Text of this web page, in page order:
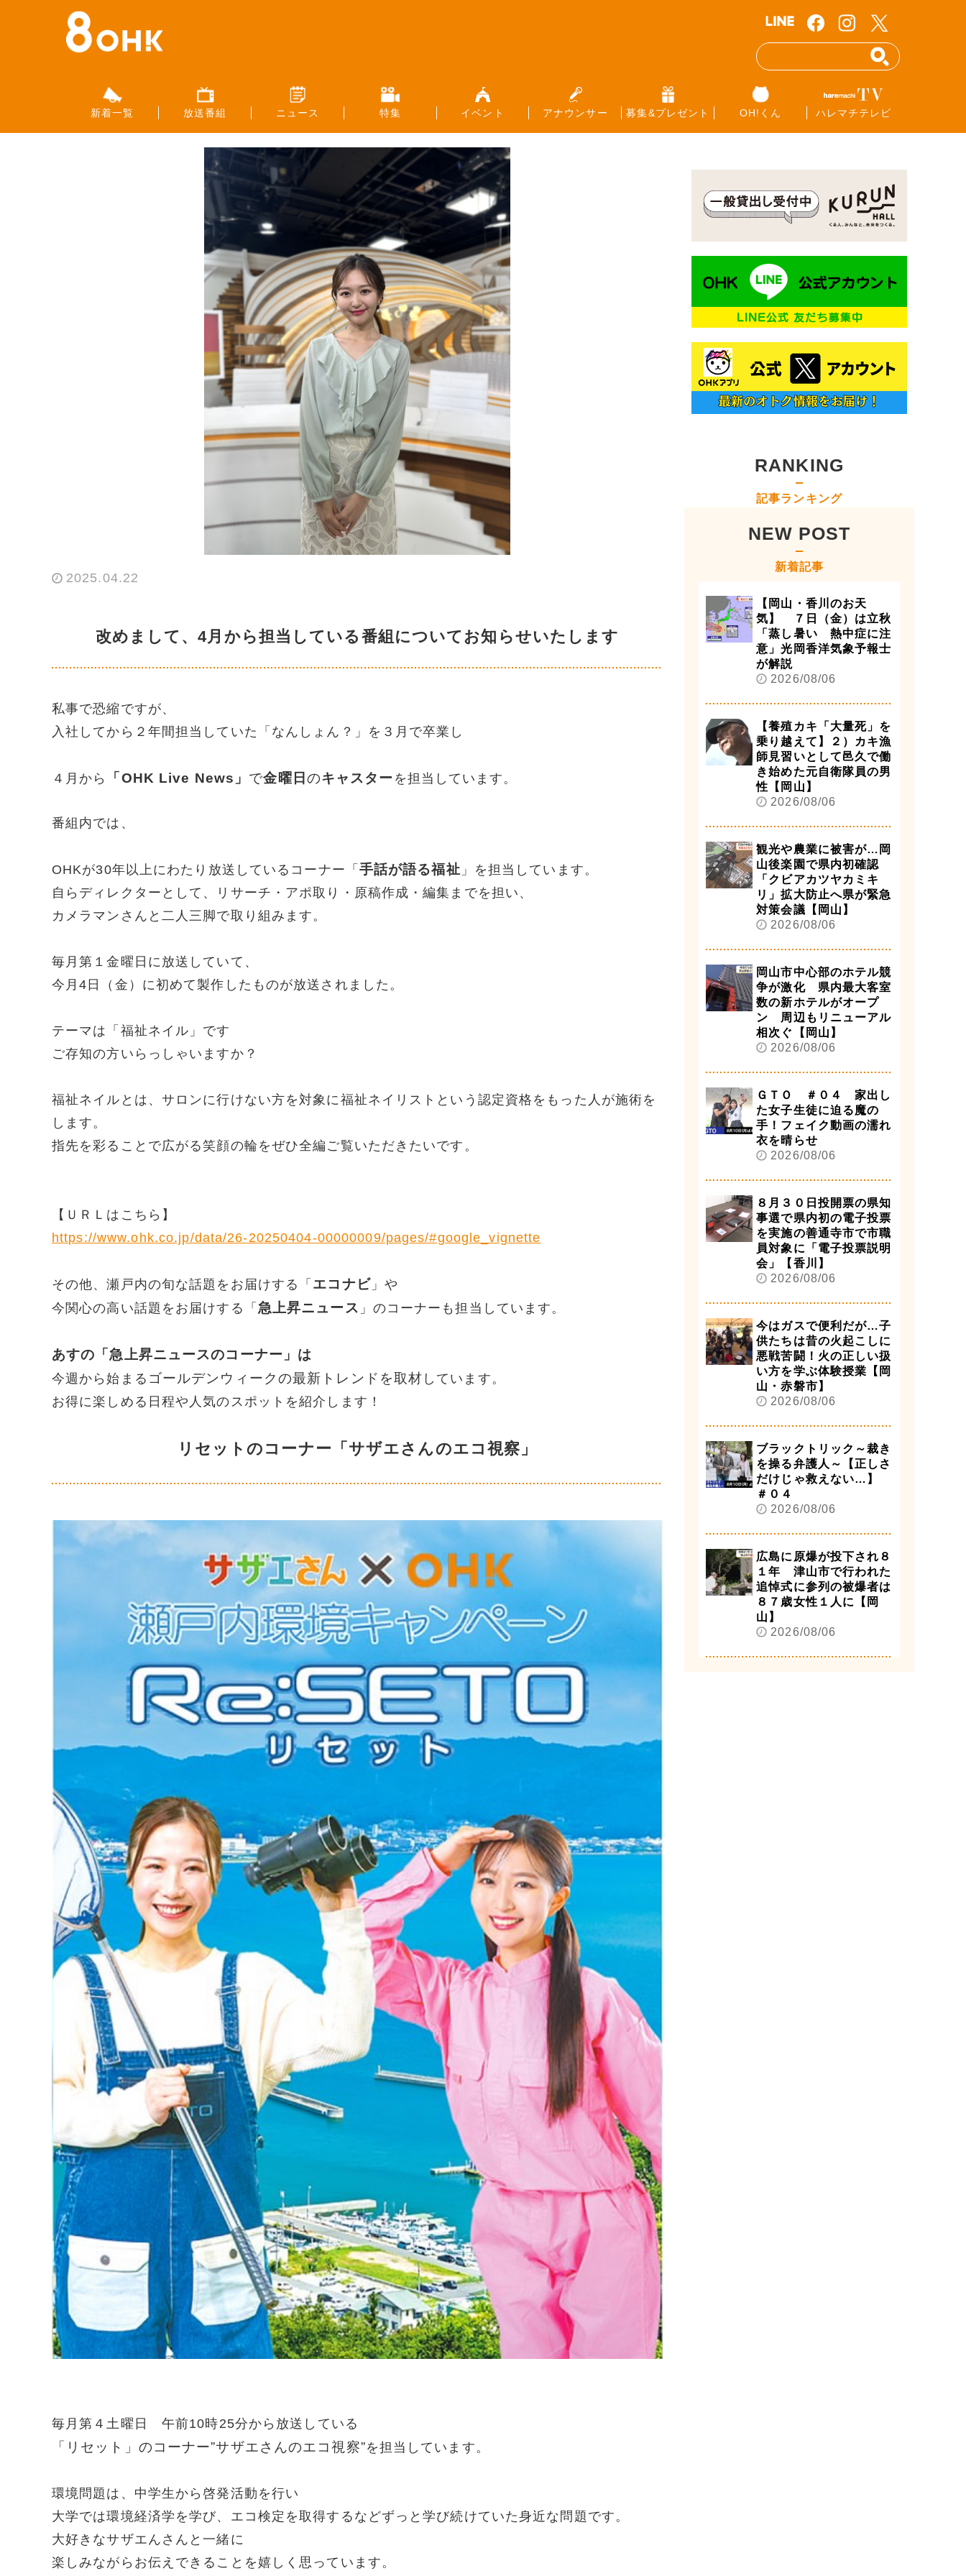
新着一覧 放送番組 ニュース 特集 イベント アナウンサー 募集&プレゼント OH!くん ハレマチテレビ
2025.04.22
改めまして、4月から担当している番組についてお知らせいたします
私事で恐縮ですが、
入社してから２年間担当していた「なんしょん？」を３月で卒業し
４月から 「OHK Live News」 で金曜日 のキャスター を担当しています。
番組内では、
OHKが30年以上にわたり放送しているコーナー「 手話が語る福祉 」を担当しています。
自らディレクターとして、リサーチ・アポ取り・原稿作成・編集までを担い、
カメラマンさんと二人三脚で取り組みます。
毎月第１金曜日に放送していて、
今月4日（金）に初めて製作したものが放送されました。
テーマは「福祉ネイル」です
ご存知の方いらっしゃいますか？
福祉ネイルとは、サロンに行けない方を対象に福祉ネイリストという認定資格をもった人が施術を
します。
指先を彩ることで広がる笑顔の輪をぜひ全編ご覧いただきたいです。
【ＵＲＬはこちら】
https://www.ohk.co.jp/data/26-20250404-00000009/pages/#google_vignette
その他、瀬戸内の旬な話題をお届けする「 エコナビ 」や
今関心の高い話題をお届けする「 急上昇ニュース 」のコーナーも担当しています。
あすの「急上昇ニュースのコーナー」は
今週から始まる ゴールデンウィークの最新トレンドを取材 しています。
お得に楽しめる日程や人気のスポットを紹介します！
リセットのコーナー「サザエさんのエコ視察」
毎月第４土曜日 午前10時25分から放送している
「リセット」のコーナー”サザエさんのエコ視察”を担当しています。
環境問題は、中学生から啓発活動を行い
大学では環境経済学を学び、エコ検定を取得するなどずっと学び続けていた身近な問題です。
大好きなサザエんさんと一緒に
楽しみながらお伝えできることを嬉しく思っています。
RANKING
記事ランキング
NEW POST
新着記事
【岡山・香川のお天
気】 ７日（金）は立秋
「蒸し暑い 熱中症に注
意」光岡香洋気象予報士
が解説
2026/08/06
【養殖カキ「大量死」を
乗り越えて】２）カキ漁
師見習いとして邑久で働
き始めた元自衛隊員の男
性【岡山】
2026/08/06
観光や農業に被害が…岡
山後楽園で県内初確認
「クビアカツヤカミキ
リ」拡大防止へ県が緊急
対策会議【岡山】
2026/08/06
岡山市中心部のホテル競
争が激化 県内最大客室
数の新ホテルがオープ
ン 周辺もリニューアル
相次ぐ【岡山】
2026/08/06
ＧＴＯ ＃０４ 家出し
た女子生徒に迫る魔の
手！フェイク動画の濡れ
衣を晴らせ
2026/08/06
８月３０日投開票の県知
事選で県内初の電子投票
を実施の善通寺市で市職
員対象に「電子投票説明
会」【香川】
2026/08/06
今はガスで便利だが…子
供たちは昔の火起こしに
悪戦苦闘！火の正しい扱
い方を学ぶ体験授業【岡
山・赤磐市】
2026/08/06
ブラックトリック～裁き
を操る弁護人～【正しさ
だけじゃ救えない…】
＃０４
2026/08/06
広島に原爆が投下され８
１年 津山市で行われた
追悼式に参列の被爆者は
８７歳女性１人に【岡
山】
2026/08/06